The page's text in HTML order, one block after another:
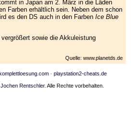
in Japan am 2. März in die Läden
Farben erhältlich sein. Neben dem schon
es den DS auch in den FarbenIce Blue
sowie die Akkuleistung
Quelle: www.planetds.de
· playstation2-cheats.de
Jochen Rentschler. Alle Rechte vorbehalten.